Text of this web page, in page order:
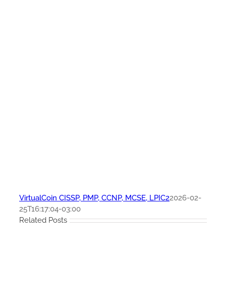
VirtualCoin CISSP, PMP, CCNP, MCSE, LPIC22026-02-
25T16:17:04-03:00
Related Posts